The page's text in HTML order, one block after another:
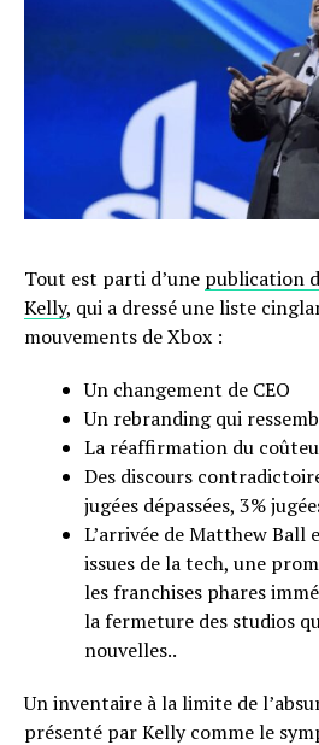
Tout est parti d’une publication
Kelly, qui a dressé une liste
mouvements de Xbox :
Un changement de CEO
Un rebranding qui
La réaffirmation du
Des discours
jugées dépassées, 3%
L’arrivée de Matthew Ball
issues de la tech, une
les franchises phares
la fermeture des studios
nouvelles..
Un inventaire à la limite de
présenté par Kelly comme le